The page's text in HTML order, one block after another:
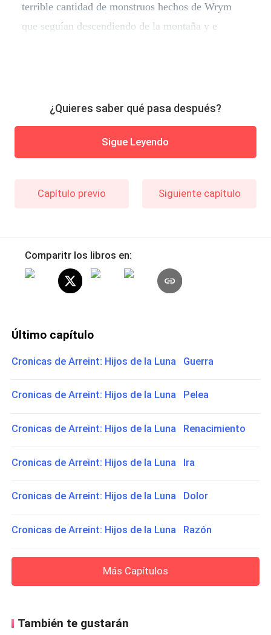
terrible cantidad de monstruos hechos de Wrym
que seguían descendiendo de la montaña y e
¿Quieres saber qué pasa después?
Sigue Leyendo
Capítulo previo Siguiente capítulo
Comparitr los libros en:
Último capítulo
Cronicas de Arreint: Hijos de la Luna Guerra
Cronicas de Arreint: Hijos de la Luna Pelea
Cronicas de Arreint: Hijos de la Luna Renacimiento
Cronicas de Arreint: Hijos de la Luna Ira
Cronicas de Arreint: Hijos de la Luna Dolor
Cronicas de Arreint: Hijos de la Luna Razón
Más Capítulos
También te gustarán